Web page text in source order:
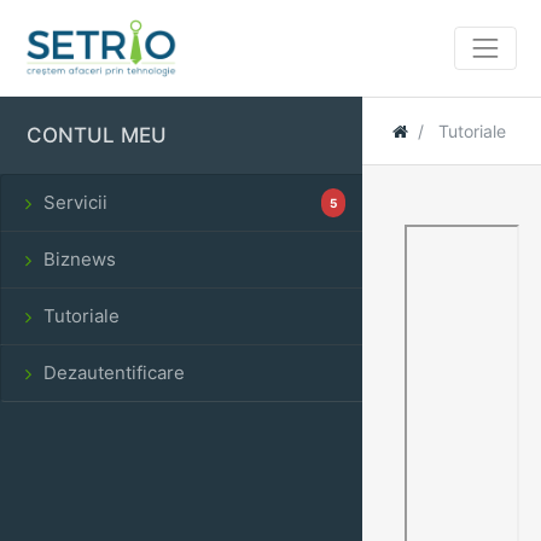
Tutoriale
CONTUL MEU
Servicii 5
Biznews
Tutoriale
Dezautentificare